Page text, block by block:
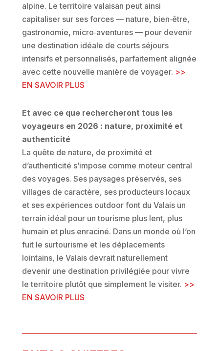
alpine. Le territoire valaisan peut ainsi
capitaliser sur ses forces — nature, bien‑être,
gastronomie, micro‑aventures — pour devenir
une destination idéale de courts séjours
intensifs et personnalisés, parfaitement alignée
avec cette nouvelle manière de voyager. >>
EN SAVOIR PLUS
Et avec ce que rechercheront tous les
voyageurs en 2026 : nature, proximité et
authenticité
La quête de nature, de proximité et
d’authenticité s’impose comme moteur central
des voyages. Ses paysages préservés, ses
villages de caractère, ses producteurs locaux
et ses expériences outdoor font du Valais un
terrain idéal pour un tourisme plus lent, plus
humain et plus enraciné. Dans un monde où l’on
fuit le surtourisme et les déplacements
lointains, le Valais devrait naturellement
devenir une destination privilégiée pour vivre
le territoire plutôt que simplement le visiter. >>
EN SAVOIR PLUS